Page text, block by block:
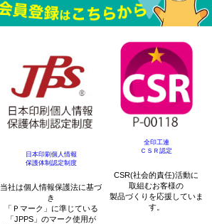
日本印刷個人情報
保護体制認定制度
当社は個人情報保護法に基づ
き
「Ｐマーク」に準じている
「JPPS」のマーク使用が
全印工連
ＣＳＲ認定
CSR(社会的責任)活動に
取組むお客様の
製品づくりを応援していま
す。